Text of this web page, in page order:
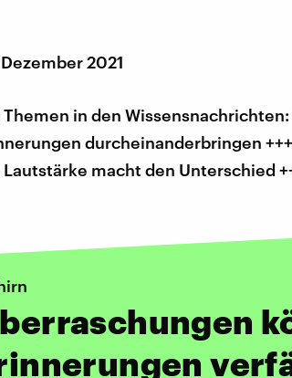
2021
Themen in den
durcheinanderbringen
Lautstärke macht den Unterschied